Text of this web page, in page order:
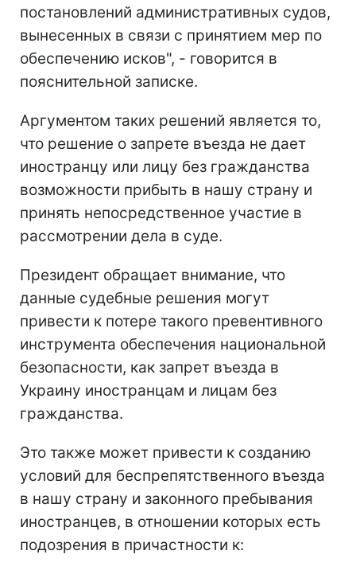
постановлений административных судов,
вынесенных в связи с принятием мер по
обеспечению исков", - говорится в
пояснительной записке.
Аргументом таких решений является то,
что решение о запрете въезда не дает
иностранцу или лицу без гражданства
возможности прибыть в нашу страну и
принять непосредственное участие в
рассмотрении дела в суде.
Президент обращает внимание, что
данные судебные решения могут
привести к потере такого превентивного
инструмента обеспечения национальной
безопасности, как запрет въезда в
Украину иностранцам и лицам без
гражданства.
Это также может привести к созданию
условий для беспрепятственного въезда
в нашу страну и законного пребывания
иностранцев, в отношении которых есть
подозрения в причастности к: